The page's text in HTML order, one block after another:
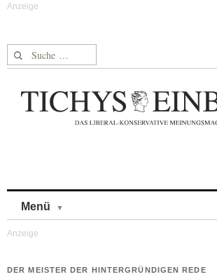
Suche nach:
Menü
DER MEISTER DER HINTERGRÜNDIGEN REDE